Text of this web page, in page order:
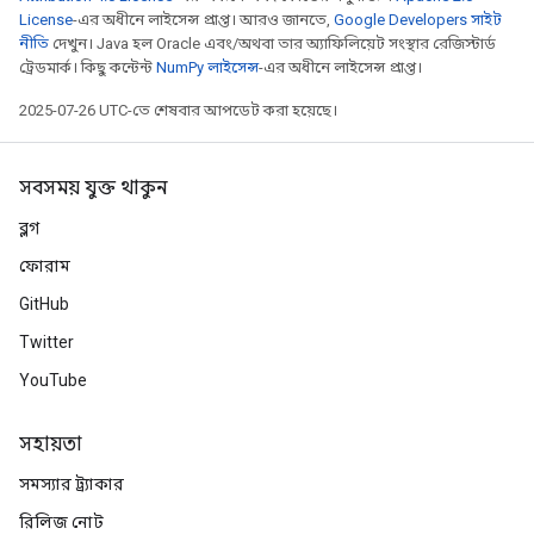
License-এর অধীনে লাইসেন্স প্রাপ্ত। আরও জানতে, Google Developers সাইট
নীতি দেখুন। Java হল Oracle এবং/অথবা তার অ্যাফিলিয়েট সংস্থার রেজিস্টার্ড
ট্রেডমার্ক। কিছু কন্টেন্ট NumPy লাইসেন্স-এর অধীনে লাইসেন্স প্রাপ্ত।
2025-07-26 UTC-তে শেষবার আপডেট করা হয়েছে।
সবসময় যুক্ত থাকুন
ব্লগ
ফোরাম
GitHub
Twitter
YouTube
সহায়তা
সমস্যার ট্র্যাকার
রিলিজ নোট